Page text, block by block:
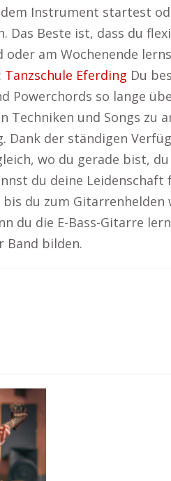
Instrument startest
Beste ist, dass du
am Wochenende
Tanzschule Eferding Du
Powerchords so lange
und Songs zu
der ständigen
wo du gerade bist,
du deine Leidenschaft
du zum Gitarrenhelden
du die E-Bass-Gitarre
Band bilden.